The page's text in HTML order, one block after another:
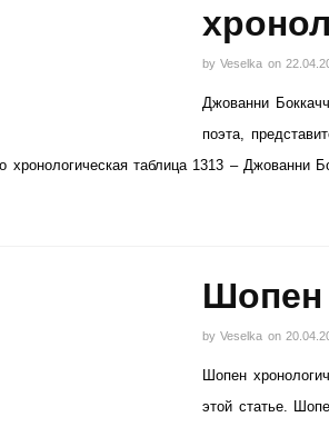
byVeselka on
Джованни
поэта,
хронологическая таблица 1313 –
Шопен
byVeselka on
Шопен
этой статье.